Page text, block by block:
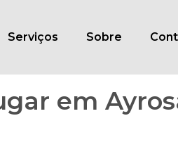
Serviços Sobre
em